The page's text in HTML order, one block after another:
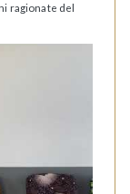
ragionate del